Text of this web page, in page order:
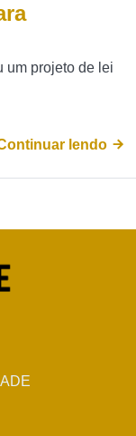
um projeto de lei
lendo